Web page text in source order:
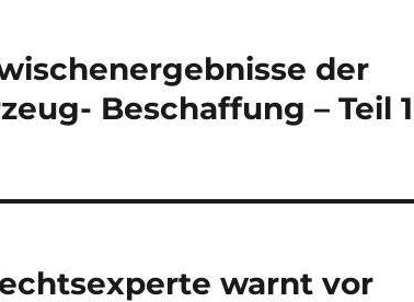
der
Beschaffung – Teil
warnt vor